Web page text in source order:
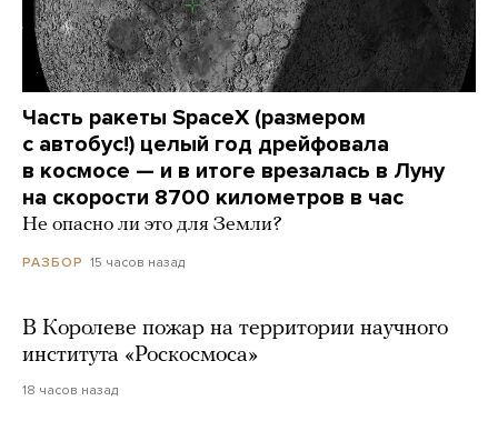
Часть ракеты SpaceX (размером
с автобус!) целый год дрейфовала
в космосе — и в итоге врезалась в Луну
на скорости 8700 километров в час
Не опасно ли это для Земли?
РАЗБОР 15 часов назад
В Королеве пожар на территории научного
института «Роскосмоса»
18 часов назад